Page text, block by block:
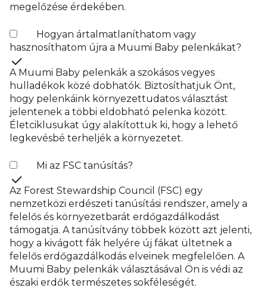
megelőzése érdekében.
Hogyan ártalmatlaníthatom vagy
hasznosíthatom újra a Muumi Baby pelenkákat?
A Muumi Baby pelenkák a szokásos vegyes
hulladékok közé dobhatók. Biztosíthatjuk Önt,
hogy pelenkáink környezettudatos választást
jelentenek a többi eldobható pelenka között.
Életciklusukat úgy alakítottuk ki, hogy a lehető
legkevésbé terheljék a környezetet.
Mi az FSC tanúsítás?
Az Forest Stewardship Council (FSC) egy
nemzetközi erdészeti tanúsítási rendszer, amely a
felelős és környezetbarát erdőgazdálkodást
támogatja. A tanúsítvány többek között azt jelenti,
hogy a kivágott fák helyére új fákat ültetnek a
felelős erdőgazdálkodás elveinek megfelelően. A
Muumi Baby pelenkák választásával Ön is védi az
északi erdők természetes sokféleségét.